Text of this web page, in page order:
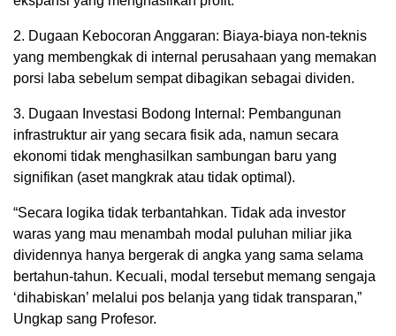
2. Dugaan Kebocoran Anggaran: Biaya-biaya non-teknis
yang membengkak di internal perusahaan yang memakan
porsi laba sebelum sempat dibagikan sebagai dividen.
3. Dugaan Investasi Bodong Internal: Pembangunan
infrastruktur air yang secara fisik ada, namun secara
ekonomi tidak menghasilkan sambungan baru yang
signifikan (aset mangkrak atau tidak optimal).
“Secara logika tidak terbantahkan. Tidak ada investor
waras yang mau menambah modal puluhan miliar jika
dividennya hanya bergerak di angka yang sama selama
bertahun-tahun. Kecuali, modal tersebut memang sengaja
‘dihabiskan’ melalui pos belanja yang tidak transparan,”
Ungkap sang Profesor.